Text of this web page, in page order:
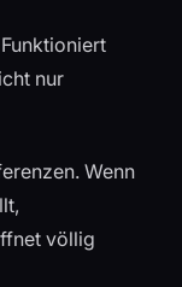
nur
Wenn
völlig